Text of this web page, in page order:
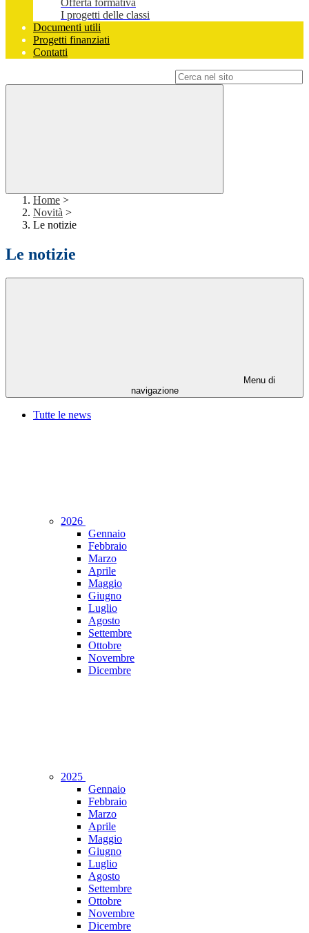
Offerta formativa
I progetti delle classi
Documenti utili
Progetti finanziati
Contatti
Home >
Novità >
Le notizie
Le notizie
Menu di
navigazione
Tutte le news
2026
Gennaio
Febbraio
Marzo
Aprile
Maggio
Giugno
Luglio
Agosto
Settembre
Ottobre
Novembre
Dicembre
2025
Gennaio
Febbraio
Marzo
Aprile
Maggio
Giugno
Luglio
Agosto
Settembre
Ottobre
Novembre
Dicembre